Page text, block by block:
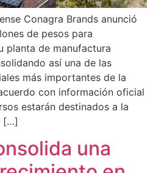
Conagra Brands anunció
de pesos para
planta de manufactura
así una de las
más importantes de la
con información oficial
estarán destinados a la
[…]
una